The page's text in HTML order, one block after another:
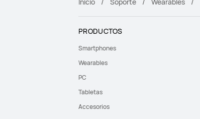
PRODUCTOS
Smartphones
Wearables
PC
Tabletas
Accesorios